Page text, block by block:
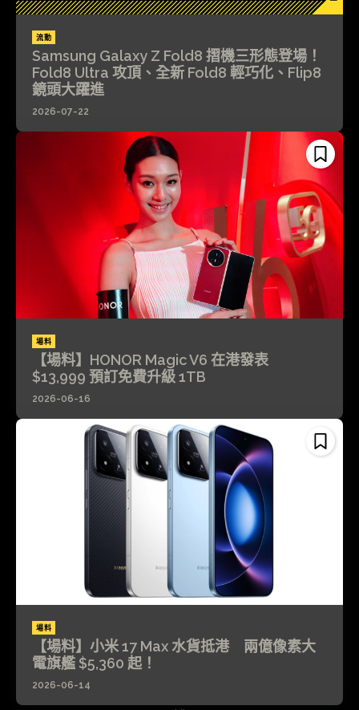
流動
Samsung Galaxy Z Fold8 摺機三形態登場！
Fold8 Ultra 攻頂、全新 Fold8 輕巧化、Flip8
鏡頭大躍進
2026-07-22
場料
【場料】HONOR Magic V6 在港發表
$13,999 預訂免費升級 1TB
2026-06-16
場料
【場料】小米 17 Max 水貨抵港 兩億像素大
電旗艦 $5,360 起！
2026-06-14